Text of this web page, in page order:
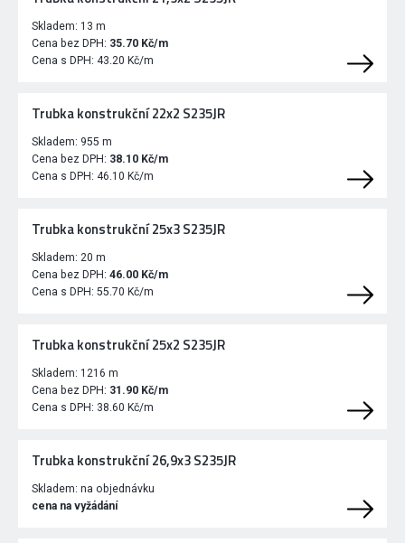
Skladem: 13 m
Cena bez DPH: 35.70 Kč/m
Cena s DPH: 43.20 Kč/m
Trubka konstrukční 22x2 S235JR
Skladem: 955 m
Cena bez DPH: 38.10 Kč/m
Cena s DPH: 46.10 Kč/m
Trubka konstrukční 25x3 S235JR
Skladem: 20 m
Cena bez DPH: 46.00 Kč/m
Cena s DPH: 55.70 Kč/m
Trubka konstrukční 25x2 S235JR
Skladem: 1216 m
Cena bez DPH: 31.90 Kč/m
Cena s DPH: 38.60 Kč/m
Trubka konstrukční 26,9x3 S235JR
Skladem: na objednávku
cena na vyžádání